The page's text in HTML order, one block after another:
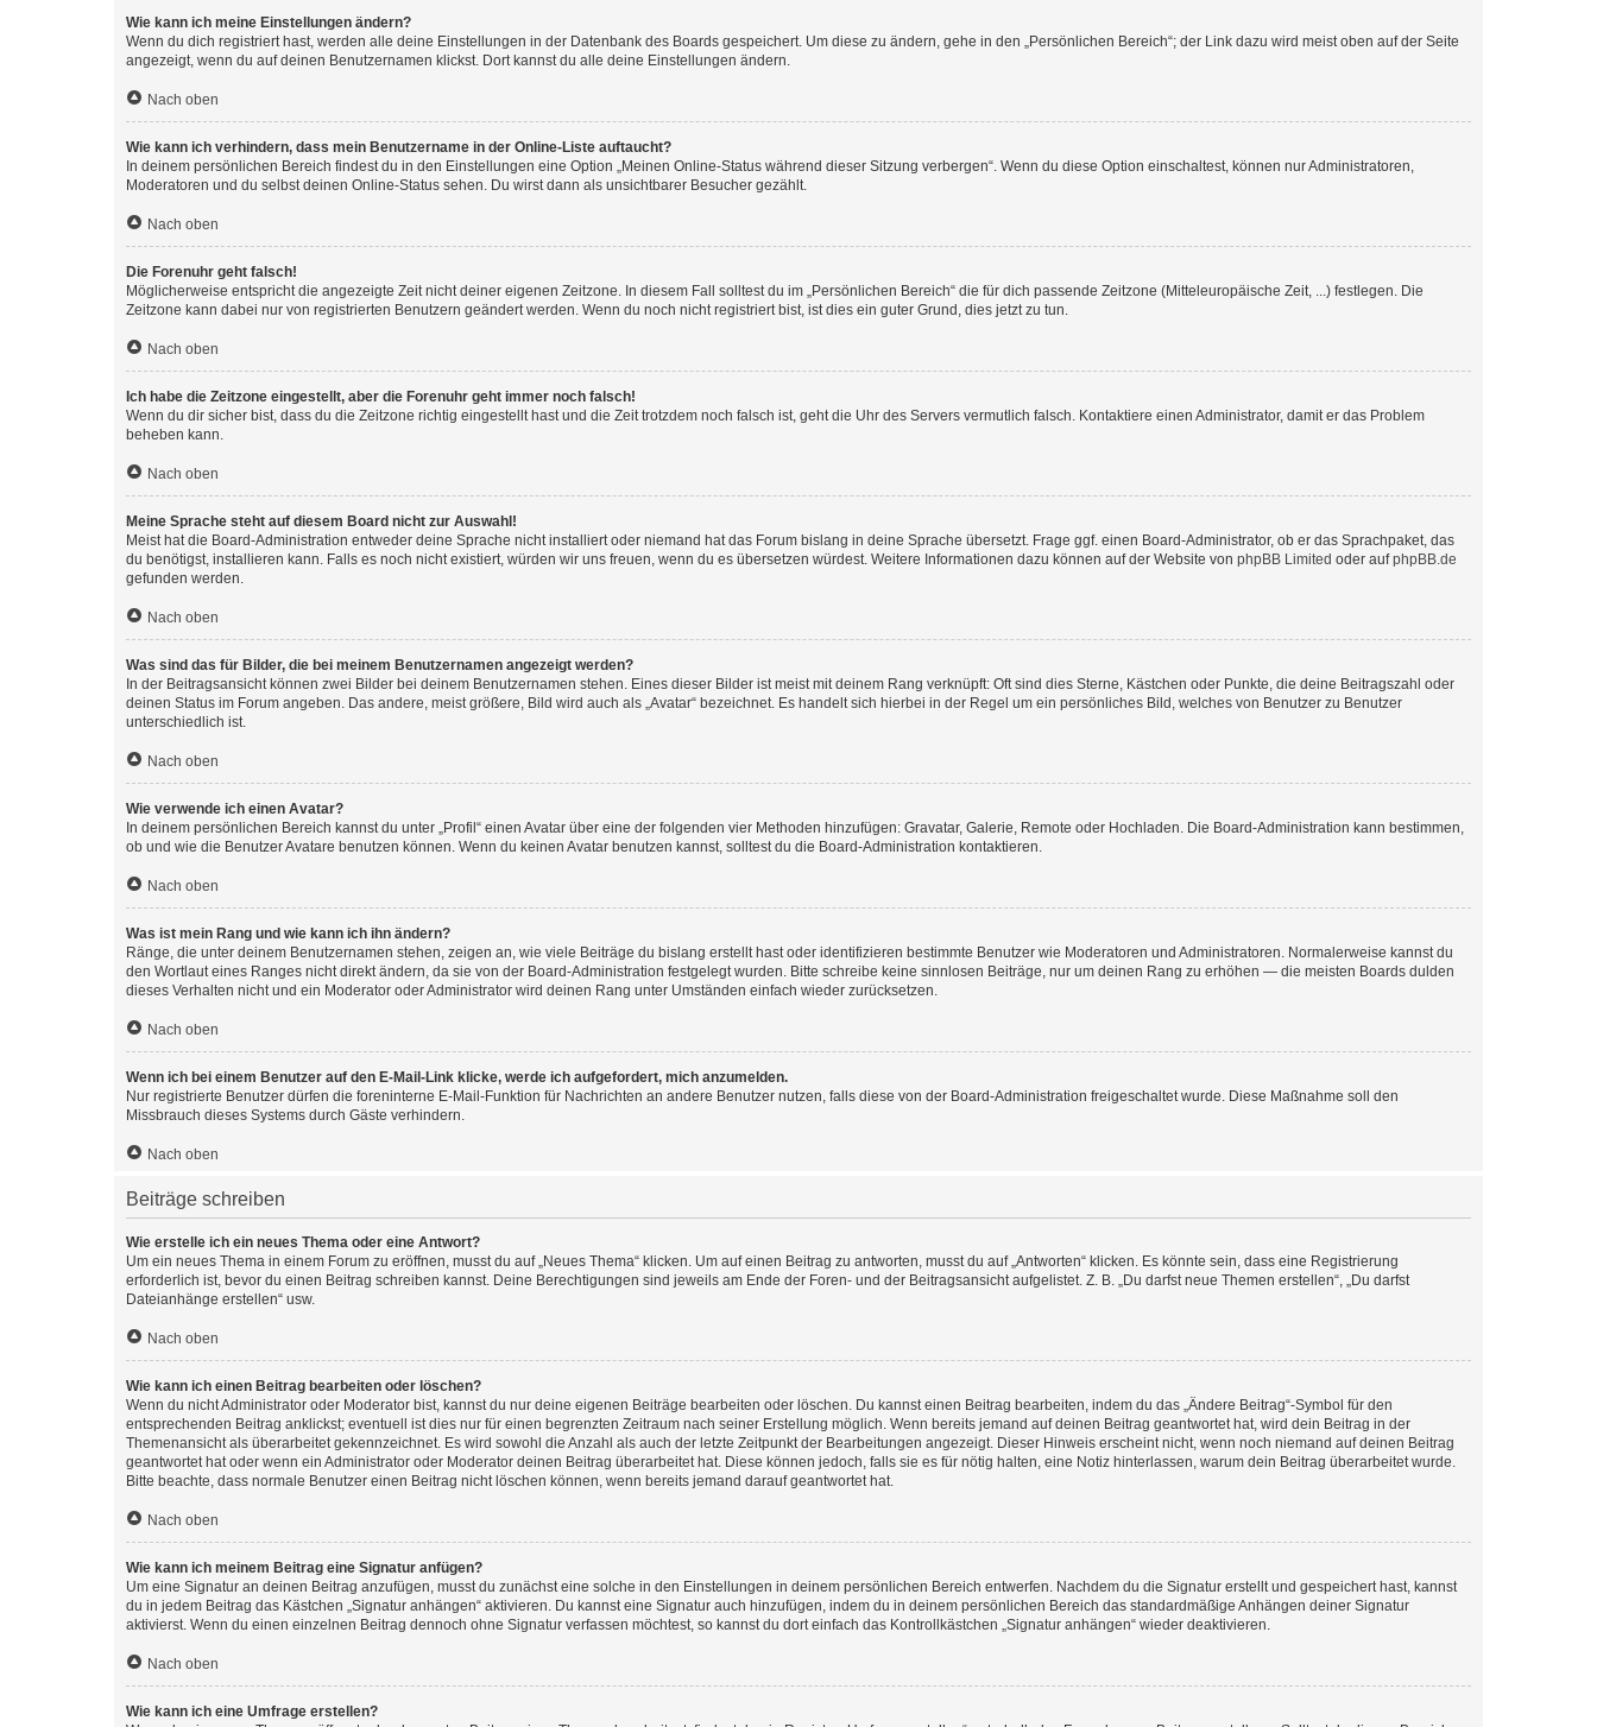
Wie kann ich meine Einstellungen ändern?
Wenn du dich registriert hast, werden alle deine Einstellungen in der Datenbank des Boards gespeichert. Um diese zu ändern, gehe in den „Persönlichen Bereich“; der Link dazu wird meist oben auf der Seite
angezeigt, wenn du auf deinen Benutzernamen klickst. Dort kannst du alle deine Einstellungen ändern.
Nach oben
Wie kann ich verhindern, dass mein Benutzername in der Online-Liste auftaucht?
In deinem persönlichen Bereich findest du in den Einstellungen eine Option „Meinen Online-Status während dieser Sitzung verbergen“. Wenn du diese Option einschaltest, können nur Administratoren,
Moderatoren und du selbst deinen Online-Status sehen. Du wirst dann als unsichtbarer Besucher gezählt.
Nach oben
Die Forenuhr geht falsch!
Möglicherweise entspricht die angezeigte Zeit nicht deiner eigenen Zeitzone. In diesem Fall solltest du im „Persönlichen Bereich“ die für dich passende Zeitzone (Mitteleuropäische Zeit, ...) festlegen. Die
Zeitzone kann dabei nur von registrierten Benutzern geändert werden. Wenn du noch nicht registriert bist, ist dies ein guter Grund, dies jetzt zu tun.
Nach oben
Ich habe die Zeitzone eingestellt, aber die Forenuhr geht immer noch falsch!
Wenn du dir sicher bist, dass du die Zeitzone richtig eingestellt hast und die Zeit trotzdem noch falsch ist, geht die Uhr des Servers vermutlich falsch. Kontaktiere einen Administrator, damit er das Problem
beheben kann.
Nach oben
Meine Sprache steht auf diesem Board nicht zur Auswahl!
Meist hat die Board-Administration entweder deine Sprache nicht installiert oder niemand hat das Forum bislang in deine Sprache übersetzt. Frage ggf. einen Board-Administrator, ob er das Sprachpaket, das
du benötigst, installieren kann. Falls es noch nicht existiert, würden wir uns freuen, wenn du es übersetzen würdest. Weitere Informationen dazu können auf der Website von phpBB Limited oder aufphpBB.de
gefunden werden.
Nach oben
Was sind das für Bilder, die bei meinem Benutzernamen angezeigt werden?
In der Beitragsansicht können zwei Bilder bei deinem Benutzernamen stehen. Eines dieser Bilder ist meist mit deinem Rang verknüpft: Oft sind dies Sterne, Kästchen oder Punkte, die deine Beitragszahl oder
deinen Status im Forum angeben. Das andere, meist größere, Bild wird auch als „Avatar“ bezeichnet. Es handelt sich hierbei in der Regel um ein persönliches Bild, welches von Benutzer zu Benutzer
unterschiedlich ist.
Nach oben
Wie verwende ich einen Avatar?
In deinem persönlichen Bereich kannst du unter „Profil“ einen Avatar über eine der folgenden vier Methoden hinzufügen: Gravatar, Galerie, Remote oder Hochladen. Die Board-Administration kann bestimmen,
ob und wie die Benutzer Avatare benutzen können. Wenn du keinen Avatar benutzen kannst, solltest du die Board-Administration kontaktieren.
Nach oben
Was ist mein Rang und wie kann ich ihn ändern?
Ränge, die unter deinem Benutzernamen stehen, zeigen an, wie viele Beiträge du bislang erstellt hast oder identifizieren bestimmte Benutzer wie Moderatoren und Administratoren. Normalerweise kannst du
den Wortlaut eines Ranges nicht direkt ändern, da sie von der Board-Administration festgelegt wurden. Bitte schreibe keine sinnlosen Beiträge, nur um deinen Rang zu erhöhen — die meisten Boards dulden
dieses Verhalten nicht und ein Moderator oder Administrator wird deinen Rang unter Umständen einfach wieder zurücksetzen.
Nach oben
Wenn ich bei einem Benutzer auf den E-Mail-Link klicke, werde ich aufgefordert, mich anzumelden.
Nur registrierte Benutzer dürfen die foreninterne E-Mail-Funktion für Nachrichten an andere Benutzer nutzen, falls diese von der Board-Administration freigeschaltet wurde. Diese Maßnahme soll den
Missbrauch dieses Systems durch Gäste verhindern.
Nach oben
Beiträge schreiben
Wie erstelle ich ein neues Thema oder eine Antwort?
Um ein neues Thema in einem Forum zu eröffnen, musst du auf „Neues Thema“ klicken. Um auf einen Beitrag zu antworten, musst du auf „Antworten“ klicken. Es könnte sein, dass eine Registrierung
erforderlich ist, bevor du einen Beitrag schreiben kannst. Deine Berechtigungen sind jeweils am Ende der Foren- und der Beitragsansicht aufgelistet. Z. B. „Du darfst neue Themen erstellen“, „Du darfst
Dateianhänge erstellen“ usw.
Nach oben
Wie kann ich einen Beitrag bearbeiten oder löschen?
Wenn du nicht Administrator oder Moderator bist, kannst du nur deine eigenen Beiträge bearbeiten oder löschen. Du kannst einen Beitrag bearbeiten, indem du das „Ändere Beitrag“-Symbol für den
entsprechenden Beitrag anklickst; eventuell ist dies nur für einen begrenzten Zeitraum nach seiner Erstellung möglich. Wenn bereits jemand auf deinen Beitrag geantwortet hat, wird dein Beitrag in der
Themenansicht als überarbeitet gekennzeichnet. Es wird sowohl die Anzahl als auch der letzte Zeitpunkt der Bearbeitungen angezeigt. Dieser Hinweis erscheint nicht, wenn noch niemand auf deinen Beitrag
geantwortet hat oder wenn ein Administrator oder Moderator deinen Beitrag überarbeitet hat. Diese können jedoch, falls sie es für nötig halten, eine Notiz hinterlassen, warum dein Beitrag überarbeitet wurde.
Bitte beachte, dass normale Benutzer einen Beitrag nicht löschen können, wenn bereits jemand darauf geantwortet hat.
Nach oben
Wie kann ich meinem Beitrag eine Signatur anfügen?
Um eine Signatur an deinen Beitrag anzufügen, musst du zunächst eine solche in den Einstellungen in deinem persönlichen Bereich entwerfen. Nachdem du die Signatur erstellt und gespeichert hast, kannst
du in jedem Beitrag das Kästchen „Signatur anhängen“ aktivieren. Du kannst eine Signatur auch hinzufügen, indem du in deinem persönlichen Bereich das standardmäßige Anhängen deiner Signatur
aktivierst. Wenn du einen einzelnen Beitrag dennoch ohne Signatur verfassen möchtest, so kannst du dort einfach das Kontrollkästchen „Signatur anhängen“ wieder deaktivieren.
Nach oben
Wie kann ich eine Umfrage erstellen?